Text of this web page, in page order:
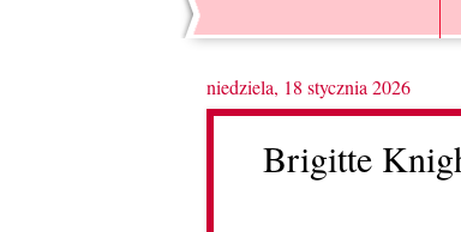
niedziela, 18 stycznia 2026
Brigitte